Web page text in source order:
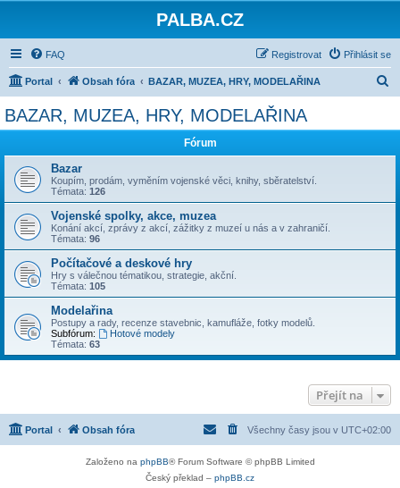
PALBA.CZ
FAQ Přihlásit se
Registrovat
Portal Obsah fóra BAZAR, MUZEA, HRY, MODELAŘINA
BAZAR, MUZEA, HRY, MODELAŘINA
Fórum
Bazar
Koupím, prodám, vyměním vojenské věci, knihy, sběratelství.
Témata: 126
Vojenské spolky, akce, muzea
Konání akcí, zprávy z akcí, zážitky z muzeí u nás a v zahraničí.
Témata: 96
Počítačové a deskové hry
Hry s válečnou tématikou, strategie, akční.
Témata: 105
Modelařina
Postupy a rady, recenze stavebnic, kamufláže, fotky modelů.
Subfórum:
Hotové modely
Témata: 63
Přejít na
Portal Obsah fóra Všechny časy jsou v UTC+02:00
Založeno na phpBB® Forum Software © phpBB Limited
Český překlad – phpBB.cz